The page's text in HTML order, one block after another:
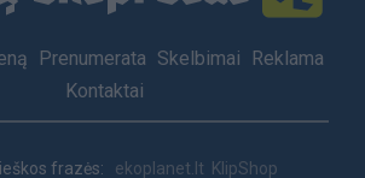
Prenumerata Skelbimai
Reklama
Kontaktai
frazės: ekoplanet.lt KlipShop